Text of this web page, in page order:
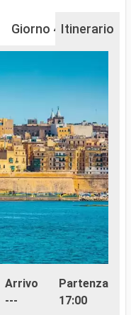
Giorno 4 Giorno 5
Itinerario
Arrivo
---
Partenza
17:00